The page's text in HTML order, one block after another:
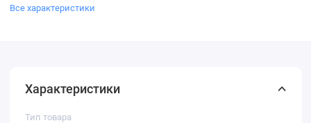
Все характеристики
Характеристики
Тип товара